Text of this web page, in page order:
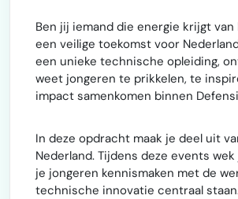
Ben jij iemand die energie krijgt
een veilige toekomst voor
een unieke technische opleiding,
weet jongeren te prikkelen, te
impact samenkomen binnen
In deze opdracht maak je deel uit
Nederland. Tijdens deze events
je jongeren kennismaken met de
technische innovatie centraal